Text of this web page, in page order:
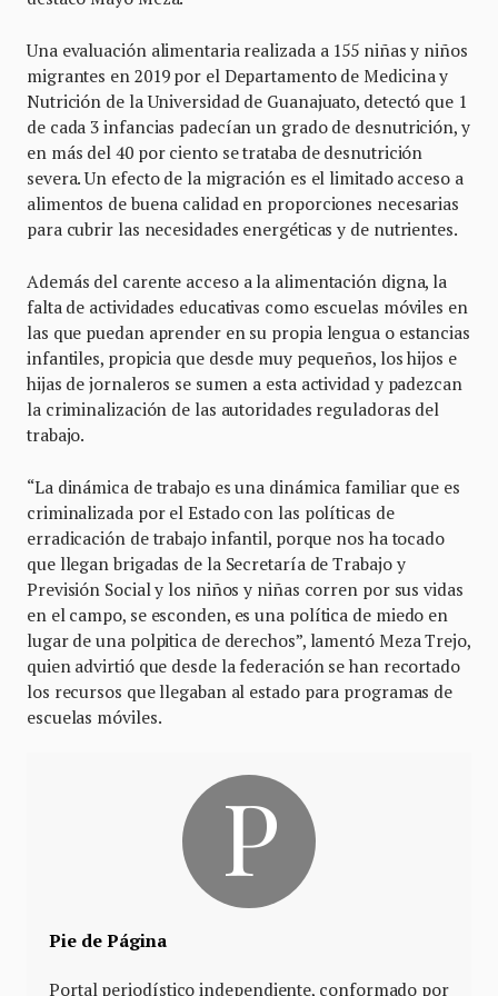
Una evaluación alimentaria realizada a 155 niñas y niños
migrantes en 2019 por el Departamento de Medicina y
Nutrición de la Universidad de Guanajuato, detectó que 1
de cada 3 infancias padecían un grado de desnutrición, y
en más del 40 por ciento se trataba de desnutrición
severa. Un efecto de la migración es el limitado acceso a
alimentos de buena calidad en proporciones necesarias
para cubrir las necesidades energéticas y de nutrientes.
Además del carente acceso a la alimentación digna, la
falta de actividades educativas como escuelas móviles en
las que puedan aprender en su propia lengua o estancias
infantiles, propicia que desde muy pequeños, los hijos e
hijas de jornaleros se sumen a esta actividad y padezcan
la criminalización de las autoridades reguladoras del
trabajo.
“La dinámica de trabajo es una dinámica familiar que es
criminalizada por el Estado con las políticas de
erradicación de trabajo infantil, porque nos ha tocado
que llegan brigadas de la Secretaría de Trabajo y
Previsión Social y los niños y niñas corren por sus vidas
en el campo, se esconden, es una política de miedo en
lugar de una polpitica de derechos”, lamentó Meza Trejo,
quien advirtió que desde la federación se han recortado
los recursos que llegaban al estado para programas de
escuelas móviles.
Pie de Página
Portal periodístico independiente, conformado por